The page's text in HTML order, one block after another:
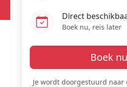
Direct
Boek nu, reis later
Boek nu
Je wordt doorgestuurd naar